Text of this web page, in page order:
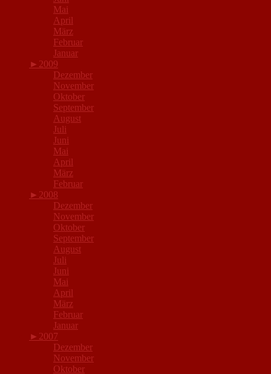
Mai
April
März
Februar
Januar
► 2009
Dezember
November
Oktober
September
August
Juli
Juni
Mai
April
März
Februar
► 2008
Dezember
November
Oktober
September
August
Juli
Juni
Mai
April
März
Februar
Januar
► 2007
Dezember
November
Oktober